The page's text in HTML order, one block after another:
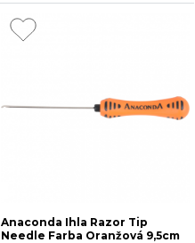
Anaconda Ihla Razor Tip
Needle Farba Oranžová 9,5cm